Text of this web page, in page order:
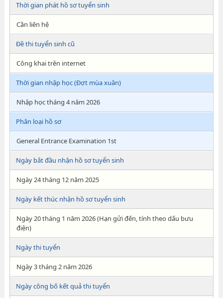
Thời gian phát hồ sơ tuyển sinh
Cần liên hệ
Đề thi tuyển sinh cũ
Công khai trên internet
Thời gian nhập học (Đợt mùa xuân)
Nhập học tháng 4 năm 2026
Phân loại hồ sơ
General Entrance Examination 1st
Ngày bắt đầu nhận hồ sơ tuyển sinh
Ngày 24 tháng 12 năm 2025
Ngày kết thúc nhận hồ sơ tuyển sinh
Ngày 20 tháng 1 năm 2026 (Hạn gửi đến, tính theo dấu bưu
điện)
Ngày thi tuyển
Ngày 3 tháng 2 năm 2026
Ngày công bố kết quả thi tuyển